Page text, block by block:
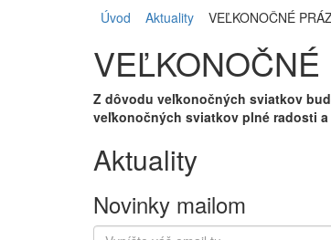
Úvod
Aktuality VEĽKONOČNÉ
Z dôvodu veľkonočných sviatkov
veľkonočných sviatkov plné radosti
Aktuality
Novinky mailom